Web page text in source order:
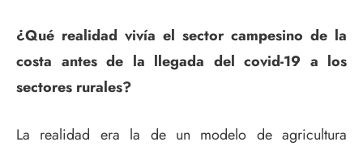
¿Qué realidad vivía el sector campesino de la
costa antes de la llegada del covid-19 a los
sectores rurales?
La realidad era la de un modelo de agricultura